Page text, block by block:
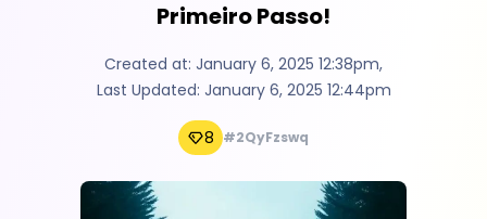
Primeiro Passo!
Created at: January 6, 2025 12:38pm,
Last Updated: January 6, 2025 12:44pm
8 #2QyFzswq